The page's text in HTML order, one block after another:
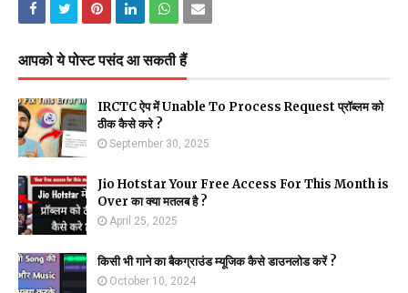
आपको ये पोस्ट पसंद आ सकती हैं
IRCTC ऐप में Unable To Process Request प्रॉब्लम को
ठीक कैसे करे ?
September 30, 2025
Jio Hotstar Your Free Access For This Month is
Over का क्या मतलब है ?
April 25, 2025
किसी भी गाने का बैकग्राउंड म्यूजिक कैसे डाउनलोड करें ?
October 10, 2024